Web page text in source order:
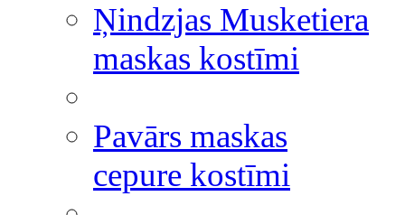
Ņindzjas Musketiera
maskas kostīmi
Pavārs maskas
cepure kostīmi